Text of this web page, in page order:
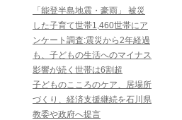
「能登半島地震・豪雨」 被災
した子育て世帯1,460世帯にア
ンケート調査:震災から2年経過
も、子どもの生活へのマイナス
影響が続く世帯は6割超
子どものこころのケア、居場所
づくり、経済支援継続を石川県
教委や政府へ提言